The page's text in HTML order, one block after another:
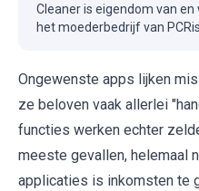
Cleaner is eigendom van
het moederbedrijf van
Ongewenste apps lijken
ze beloven vaak allerlei
functies werken echter
meeste gevallen, helemaal
applicaties is inkomsten te